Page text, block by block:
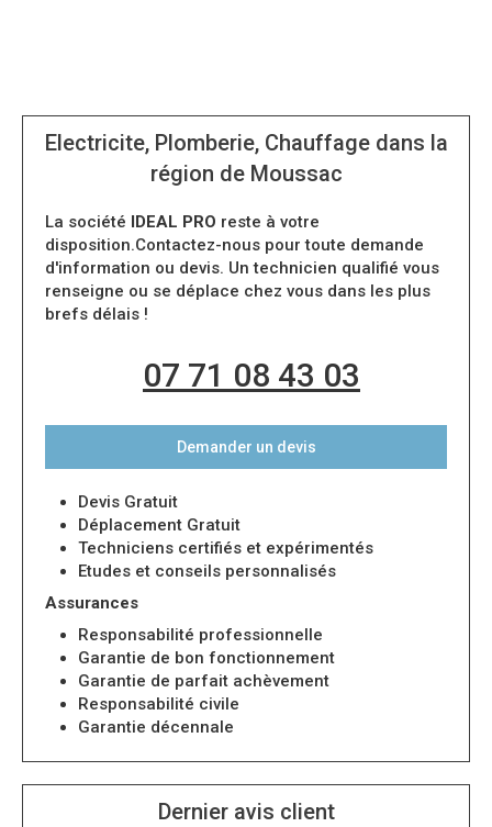
Electricite, Plomberie, Chauffage dans la
région de Moussac
La société IDEAL PRO reste à votre
disposition.Contactez-nous pour toute demande
d'information ou devis. Un technicien qualifié vous
renseigne ou se déplace chez vous dans les plus
brefs délais !
07 71 08 43 03
Demander un devis
Devis Gratuit
Déplacement Gratuit
Techniciens certifiés et expérimentés
Etudes et conseils personnalisés
Assurances
Responsabilité professionnelle
Garantie de bon fonctionnement
Garantie de parfait achèvement
Responsabilité civile
Garantie décennale
Dernier avis client